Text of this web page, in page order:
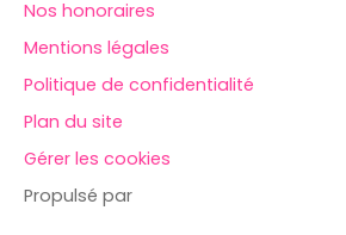
Nos honoraires
Mentions légales
Politique de confidentialité
Plan du site
Gérer les cookies
Propulsé par